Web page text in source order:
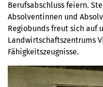
Berufsabschluss feiern.
Absolventinnen und
Regiobunds freut sich auf
Landwirtschaftszentrums
Fähigkeitszeugnisse.